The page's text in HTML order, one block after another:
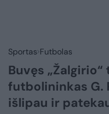
Sportas Futbolas
Buvęs
futbolininkas G.
išlipau ir